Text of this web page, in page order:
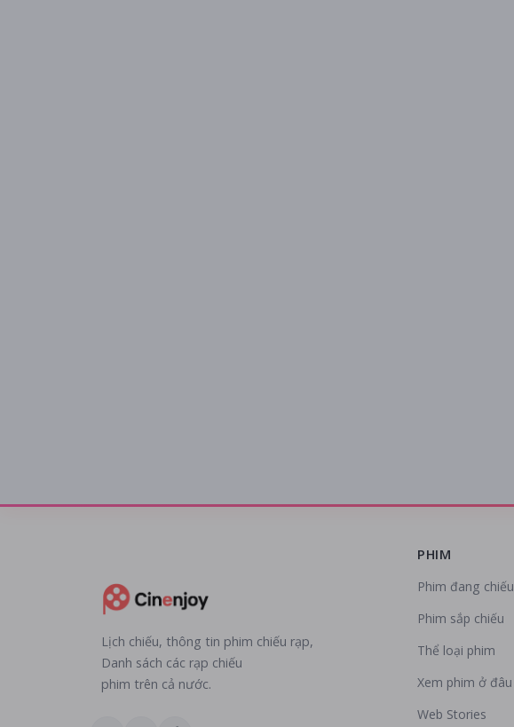
Lịch chiếu, thông tin phim chiếu rạp,
Danh sách các rạp chiếu
phim trên cả nước.
PHIM
Phim đang chiếu
Phim sắp chiếu
Thể loại phim
Xem phim ở đâu
Web Stories